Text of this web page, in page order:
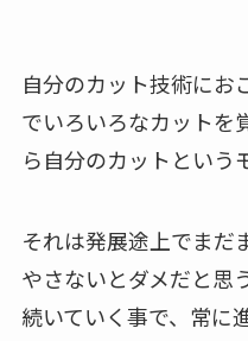
自分のカット技術にお
でいろいろなカットを
ら自分のカットという
それは発展途上でまだ
やさないとダメだと思
続いていく事で、常に